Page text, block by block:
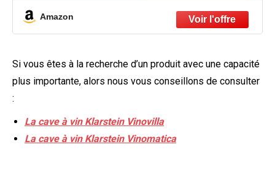
Amazon
Si vous êtes à la recherche d’un produit avec une capacité
plus importante, alors nous vous conseillons de consulter
:
La cave à vin Klarstein Vinovilla
La cave à vin Klarstein Vinomatica